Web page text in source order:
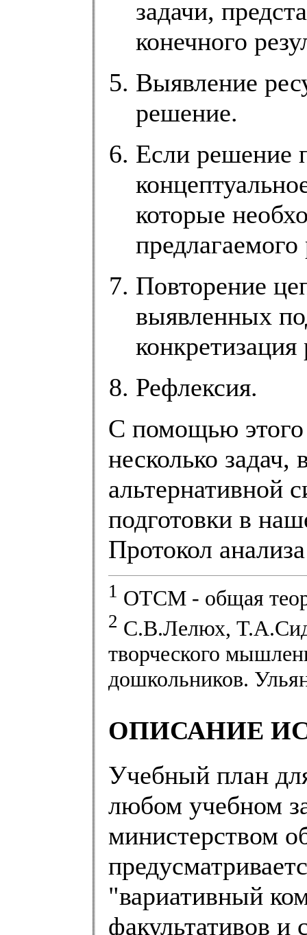
задачи,
конечного
Выявление
решение.
Если решение
которые
Повторение
выявленных
Рефлексия.
С помощью
несколько
альтернативной
подготовки в
Протокол
1 ОТСМ - общая
2 С.В.Лелюх,
творческого
дошкольников.
ОПИСАНИЕ
Учебный план
любом учебном
министерством
"вариативный
факультативов и